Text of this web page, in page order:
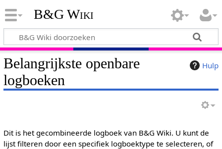
B&G Wiki
Hulp
Belangrijkste openbare
logboeken
Dit is het gecombineerde logboek van B&G Wiki. U kunt de
lijst filteren door een specifiek logboektype te selecteren, of